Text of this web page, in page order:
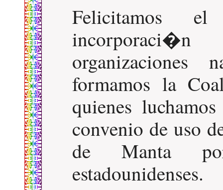
Felicitamos
organizaciones
formamos la
quienes
convenio de uso
de Manta
estadounidenses.